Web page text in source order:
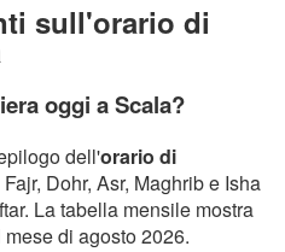
sull'orario di
oggi a Scala?
dell'orario di
Dohr, Asr, Maghrib e Isha
La tabella mensile mostra
di agosto 2026.